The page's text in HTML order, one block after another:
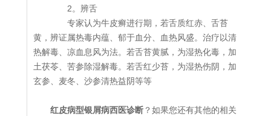
2。辨舌
专家认为牛皮癣进行期，若舌质红赤、舌苔
黄，辨证属热毒内蕴、郁于血分、血热风盛。治疗以清
热解毒、凉血息风为法。若舌苔黄腻，为湿热化毒，加
土茯苓、苦参除湿解毒。若舌红少苔，为湿热伤阴，加
玄参、麦冬、沙参清热益阴等等
红皮病型银屑病西医诊断 ？如果您还有其他的相关